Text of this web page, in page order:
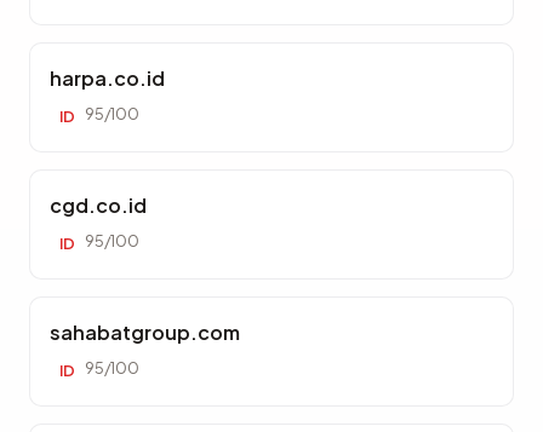
harpa.co.id
ID 95/100
cgd.co.id
ID 95/100
sahabatgroup.com
ID 95/100